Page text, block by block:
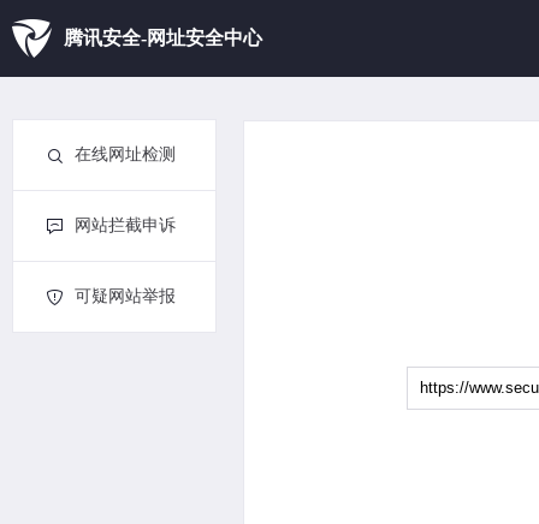
腾讯安全-网址安全中心
在线网址检测
网站拦截申诉
可疑网站举报